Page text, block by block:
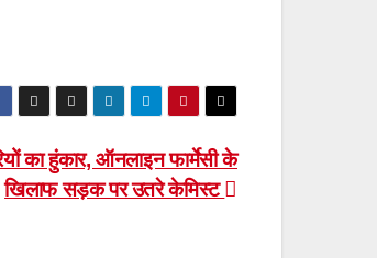
का हुंकार, ऑनलाइन फार्मेसी के
खिलाफ सड़क पर उतरे केमिस्ट